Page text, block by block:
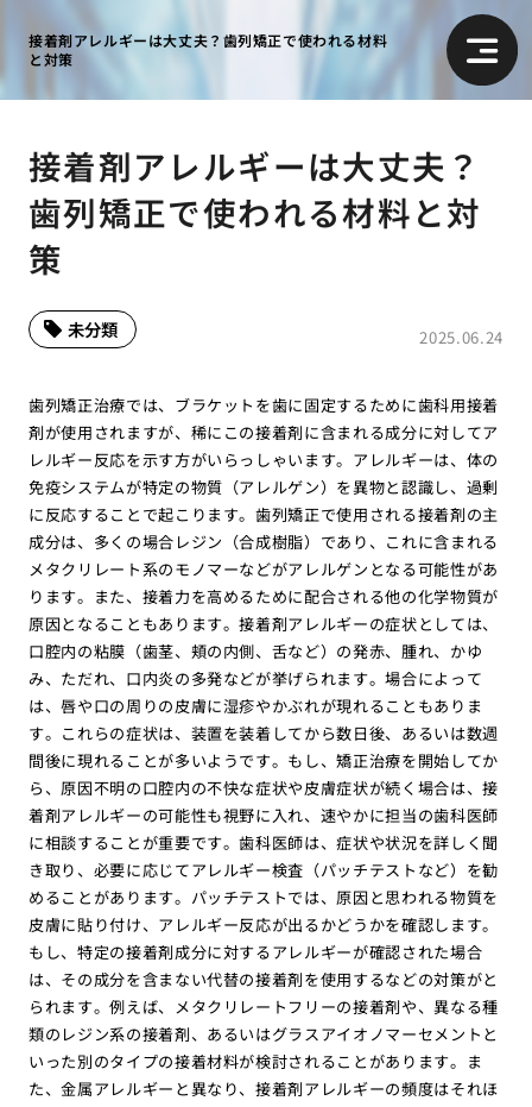
接着剤アレルギーは大丈夫？歯列矯正で使われる材料
と対策
接着剤アレルギーは大丈夫？
歯列矯正で使われる材料と対
策
2025.06.24
未分類
歯列矯正治療では、ブラケットを歯に固定するために歯科用接着
剤が使用されますが、稀にこの接着剤に含まれる成分に対してア
レルギー反応を示す方がいらっしゃいます。アレルギーは、体の
免疫システムが特定の物質（アレルゲン）を異物と認識し、過剰
に反応することで起こります。歯列矯正で使用される接着剤の主
成分は、多くの場合レジン（合成樹脂）であり、これに含まれる
メタクリレート系のモノマーなどがアレルゲンとなる可能性があ
ります。また、接着力を高めるために配合される他の化学物質が
原因となることもあります。接着剤アレルギーの症状としては、
口腔内の粘膜（歯茎、頬の内側、舌など）の発赤、腫れ、かゆ
み、ただれ、口内炎の多発などが挙げられます。場合によって
は、唇や口の周りの皮膚に湿疹やかぶれが現れることもありま
す。これらの症状は、装置を装着してから数日後、あるいは数週
間後に現れることが多いようです。もし、矯正治療を開始してか
ら、原因不明の口腔内の不快な症状や皮膚症状が続く場合は、接
着剤アレルギーの可能性も視野に入れ、速やかに担当の歯科医師
に相談することが重要です。歯科医師は、症状や状況を詳しく聞
き取り、必要に応じてアレルギー検査（パッチテストなど）を勧
めることがあります。パッチテストでは、原因と思われる物質を
皮膚に貼り付け、アレルギー反応が出るかどうかを確認します。
もし、特定の接着剤成分に対するアレルギーが確認された場合
は、その成分を含まない代替の接着剤を使用するなどの対策がと
られます。例えば、メタクリレートフリーの接着剤や、異なる種
類のレジン系の接着剤、あるいはグラスアイオノマーセメントと
いった別のタイプの接着材料が検討されることがあります。ま
た、金属アレルギーと異なり、接着剤アレルギーの頻度はそれほ